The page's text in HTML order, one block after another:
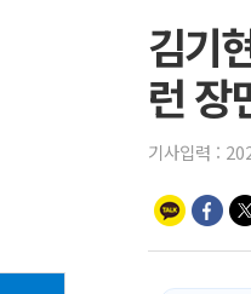
김기
런 장
기사입력 :